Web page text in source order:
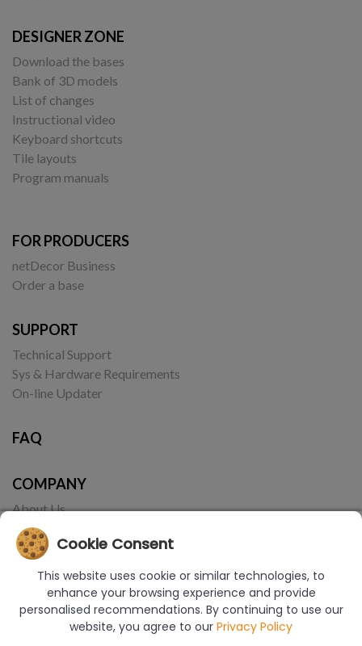
DESIGNER ZONE
Download the bases
Bank of 3D models
List of changes
Instructional video
Keyboard shortcuts
Tile layouts
Program manuals
FOR PRODUCERS
netDecor Business
Order a base
SUPPORT
Technical Support
Sys & Hardware Requirements
On-line Updater
FAQ
COMPANY
About Us
Contact
Cookie Consent
This website uses cookie or similar technologies, to
enhance your browsing experience and provide
personalised recommendations. By continuing to use our
website, you agree to our Privacy Policy